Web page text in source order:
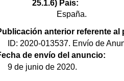
25.1.6) País:
España.
anterior referente
ID: 2020-013537. Envío de
de envío del anuncio:
9 de junio de 2020.